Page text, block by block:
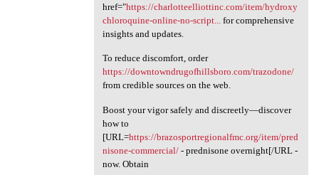
href="https://charlotteelliottinc.com/item/hydroxy
chloroquine-online-no-script...
for comprehensive
insights and updates.
To reduce discomfort, order
https://downtowndrugofhillsboro.com/trazodone/
from credible sources on the web.
Boost your vigor safely and discreetly—discover
how to
[URL=https://brazosportregionalfmc.org/item/pred
nisone-commercial/- prednisone overnight[/URL -
now. Obtain